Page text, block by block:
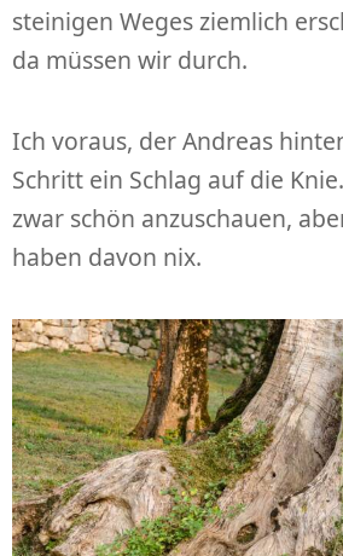
steinigen Weges ziemlich
da müssen wir durch.
Ich voraus, der Andreas
Schritt ein Schlag auf die
zwar schön anzuschauen,
haben davon nix.